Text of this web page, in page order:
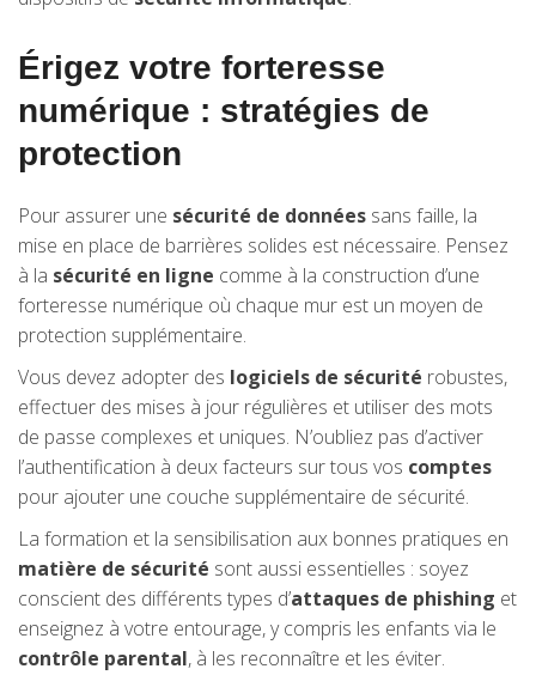
Érigez votre forteresse
numérique : stratégies de
protection
Pour assurer une sécurité de données sans faille, la
mise en place de barrières solides est nécessaire. Pensez
à la sécurité en ligne comme à la construction d’une
forteresse numérique où chaque mur est un moyen de
protection supplémentaire.
Vous devez adopter des logiciels de sécurité robustes,
effectuer des mises à jour régulières et utiliser des mots
de passe complexes et uniques. N’oubliez pas d’activer
l’authentification à deux facteurs sur tous vos comptes
pour ajouter une couche supplémentaire de sécurité.
La formation et la sensibilisation aux bonnes pratiques en
matière de sécurité sont aussi essentielles : soyez
conscient des différents types d’attaques de phishing et
enseignez à votre entourage, y compris les enfants via le
contrôle parental, à les reconnaître et les éviter.